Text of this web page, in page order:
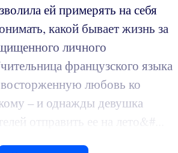
ей примерять на себя
какой бывает жизнь за
личного
французского языка
любовь ко
– и однажды девушка
отправить ее на лето&#...